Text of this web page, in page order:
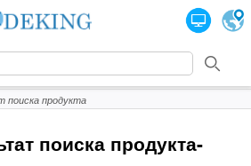
поиска продукта
поиска продукта-